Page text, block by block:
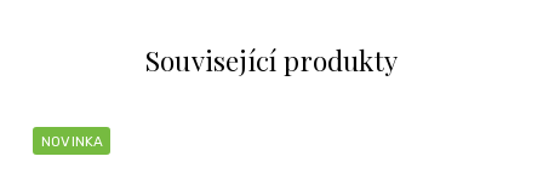
Související produkty
NOVINKA